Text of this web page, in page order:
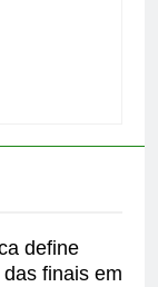
define
finais em